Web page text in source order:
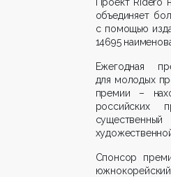
объединяет
с помощью
14695
Ежегодная
для молодых
премии –
российских
Спонсор